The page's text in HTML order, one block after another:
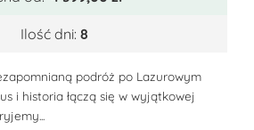
Ilość dni: 8
podróż po Lazurowym
i historia łączą się w wyjątkowej